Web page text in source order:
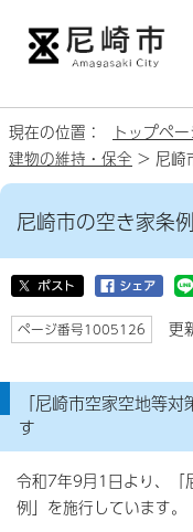
現在の位置： トップペ
建物の維持・保全 > 尼崎
尼崎市の空き家条
ページ番号1005126 更
「尼崎市空家空地等
す
令和7年9月1日より、「
例」を施行しています。